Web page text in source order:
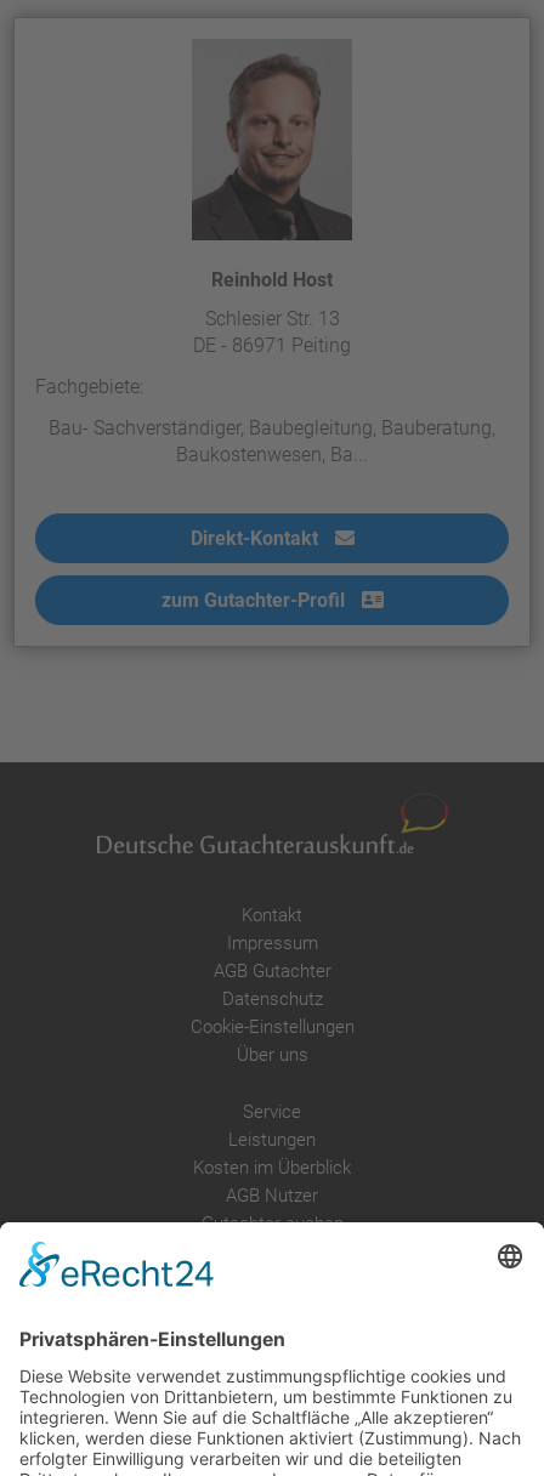
Reinhold Host
Schlesier Str. 13
DE - 86971 Peiting
Fachgebiete:
Bau- Sachverständiger, Baubegleitung, Bauberatung,
Baukostenwesen, Ba...
Direkt-Kontakt
zum Gutachter-Profil
Kontakt
Impressum
AGB Gutachter
Datenschutz
Cookie-Einstellungen
Über uns
Service
Leistungen
Kosten im Überblick
AGB Nutzer
Gutachter suchen
Anfrage
Presse
Partner: Der DGuSV
als Gutachter eintragen
Infos für Suchende